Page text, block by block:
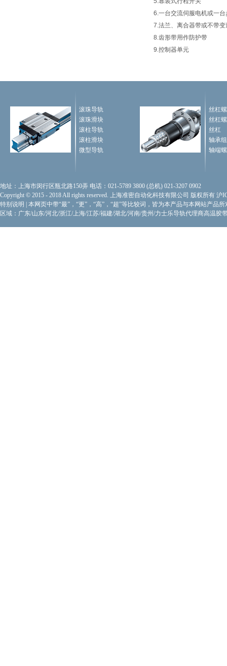
6.一台交流伺服电机或一
7.法兰、离合器带或不带
8.齿形带用作防护带
9.控制器单元
滚珠导轨
滚珠滑块
滚柱导轨
滚柱滑块
微型导轨
丝杠
丝杠
丝杠
轴承
轴端
地址：上海市闵行区瓶北路150弄 电话：021-5789 3800 (总机) 021-3207 0902
Copyright © 2015 - 2018 All rights reserved. 上海准密自动化科技有限公司 版权所有 沪
特别说明
本网页中带“最”，“更”，“高”，“超”等比较词，皆为本产品与本网站产品所
区域：广东/山东/河北/浙江/上海/江苏/福建/湖北/河南/贵州/力士乐导轨代理商高温胶